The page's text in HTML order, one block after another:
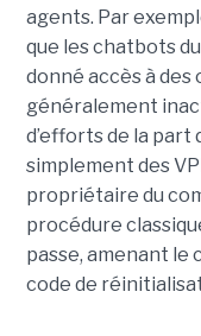
agents. Par
que les chatbots
donné accès à
généralement
d’efforts de la part
simplement des
propriétaire du
procédure
passe, amenant le
code de